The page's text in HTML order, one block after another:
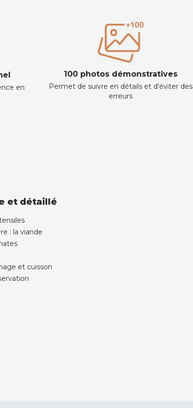
en
100 photos démonstratives
Permet de suivre en détails et d'éviter des
erreurs
et détaillé
: la viande
et cuisson